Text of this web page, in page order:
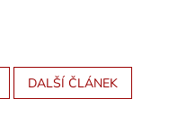
DALŠÍ ČLÁNEK